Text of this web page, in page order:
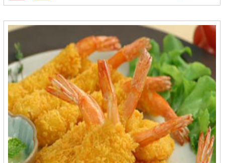
Citra Kopi - Pangkal Pinang
Citra Sari - Banjarmasin
Coklat Jaya - Yogyakarta
Coklat Tugu - Yogyakarta
Cokrotela Cake - Yogyakarta
Crispy Lele Anna Snack - Cilegon
Criwis - Bontang
Cuanki Babang - Cilegon
Cube Cuts - Medan
CV Karya Boga Jaya - Semarang
CV Karya Boga Jaya - Semarang
CV. Berkah Impian Bersama - Banjarbaru
CV. Ghaza Catering - Kediri